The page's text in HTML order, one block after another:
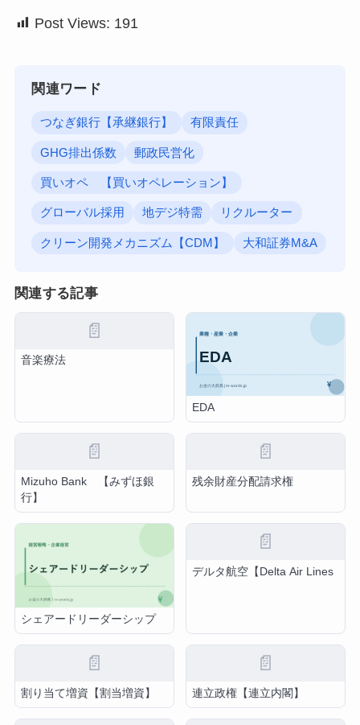
Post Views: 191
関連ワード
つなぎ銀行【承継銀行】 有限責任
GHG排出係数 郵政民営化
買いオペ 【買いオペレーション】
グローバル採用 地デジ特需 リクルーター
クリーン開発メカニズム【CDM】 大和証券M&A
関連する記事
📄
音楽療法
EDA
📄
Mizuho Bank 【みずほ銀
行】
📄
残余財産分配請求権
シェアードリーダーシップ
📄
デルタ航空【Delta Air Lines
📄
割り当て増資【割当増資】
📄
連立政権【連立内閣】